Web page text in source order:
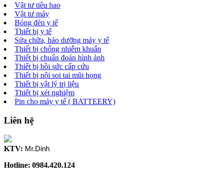
Vật tư tiêu hao
Vật tư máy
Bóng đèn y tế
Thiết bị y tế
Sửa chữa, bảo dưỡng máy y tế
Thiết bị chống nhiễm khuẩn
Thiết bị chuẩn đoán hình ảnh
Thiết bị hồi sức cấp cứu
Thiết bị nội soi tai mũi họng
Thiết bị vật lý trị liệu
Thiết bị xét nghiệm
Pin cho máy y tế ( BATTEERY)
Liên hệ
KTV: Mr.Dinh
Hotline: 0984.420.124